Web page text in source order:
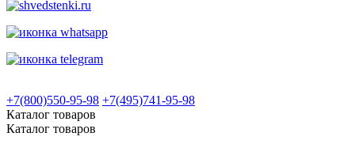
+7(800)550-95-98 +7(495)741-95-98
Каталог товаров
Каталог товаров